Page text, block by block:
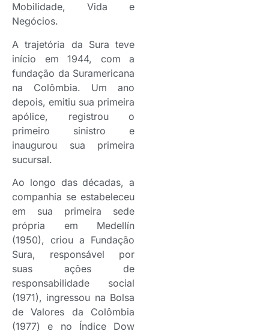
Mobilidade, Vida e
Negócios.
A trajetória da Sura teve
início em 1944, com a
fundação da Suramericana
na Colômbia. Um ano
depois, emitiu sua primeira
apólice, registrou o
primeiro sinistro e
inaugurou sua primeira
sucursal.
Ao longo das décadas, a
companhia se estabeleceu
em sua primeira sede
própria em Medellín
(1950), criou a Fundação
Sura, responsável por
suas ações de
responsabilidade social
(1971), ingressou na Bolsa
de Valores da Colômbia
(1977) e no Índice Dow